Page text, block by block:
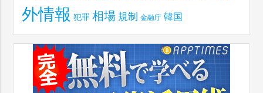
外情報 犯罪 相場 規制 金融庁 韓国